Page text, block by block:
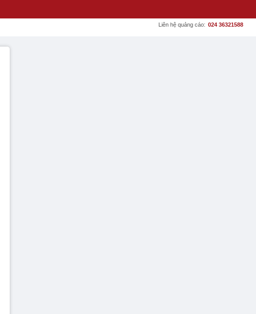
Liên hệ quảng cáo: 024 36321588